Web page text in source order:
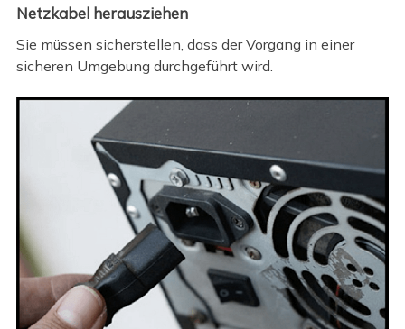
Netzkabel herausziehen
Sie müssen sicherstellen, dass der Vorgang in einer
sicheren Umgebung durchgeführt wird.